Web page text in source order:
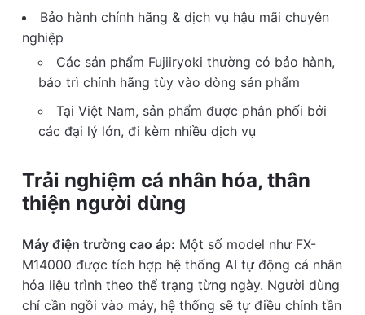
Bảo hành chính hãng & dịch vụ hậu mãi chuyên
nghiệp
Các sản phẩm Fujiiryoki thường có bảo hành,
bảo trì chính hãng tùy vào dòng sản phẩm
Tại Việt Nam, sản phẩm được phân phối bởi
các đại lý lớn, đi kèm nhiều dịch vụ
Trải nghiệm cá nhân hóa, thân
thiện người dùng
Máy điện trường cao áp: Một số model như FX-
M14000 được tích hợp hệ thống AI tự động cá nhân
hóa liệu trình theo thể trạng từng ngày. Người dùng
chỉ cần ngồi vào máy, hệ thống sẽ tự điều chỉnh tần